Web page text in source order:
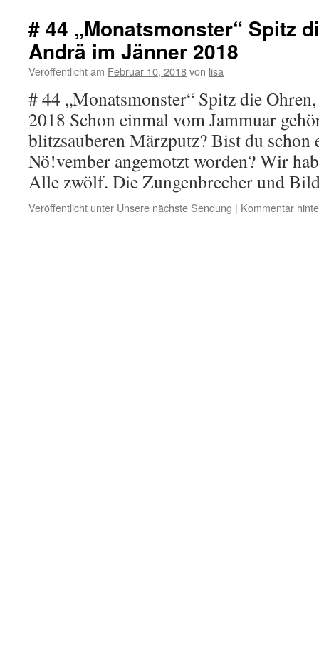
# 44 „Monatsmonster“ Spitz
Andrä im Jänner 2018
Veröffentlicht am Februar 10, 2018von lisa
# 44 „Monatsmonster“ Spitz die
2018 Schon einmal vom Jammuar
blitzsauberen Märzputz? Bist du schon
Nö!vember angemotzt worden? Wir
Alle zwölf. Die Zungenbrecher und
Veröffentlicht unter Unsere nächste Sendung | Kommentar